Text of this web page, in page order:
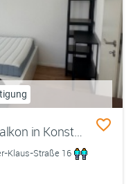
Möbliertes WG-Zimmer mit Balkon in Konstanz Petershausen
Klaus-Straße 16